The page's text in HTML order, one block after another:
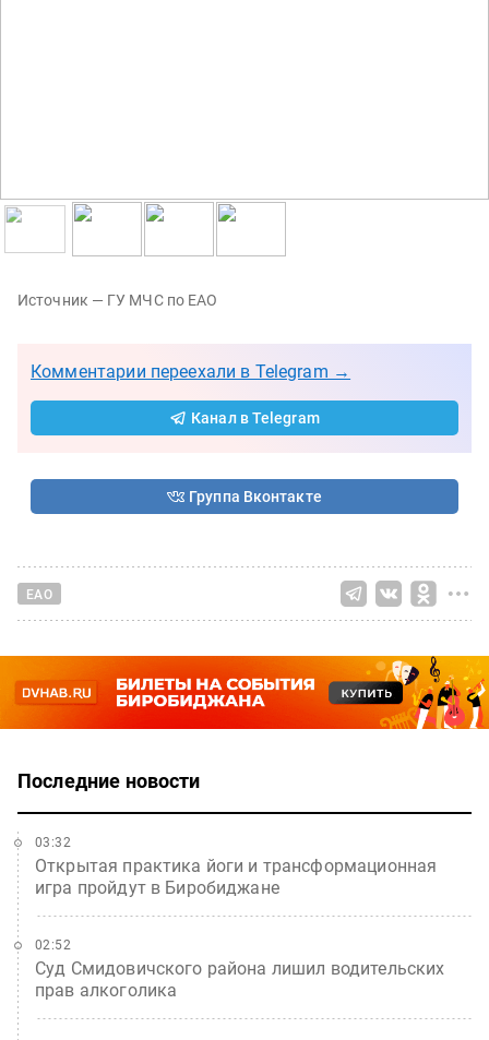
Источник — ГУ МЧС по ЕАО
Комментарии переехали в Telegram →
Канал в Telegram
Группа Вконтакте
ЕАО
Последние новости
Открытая практика йоги и трансформационная
игра пройдут в Биробиджане
03:32
Суд Смидовичского района лишил водительских
прав алкоголика
02:52